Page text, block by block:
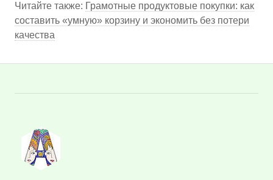
Читайте также: Грамотные продуктовые покупки: как
составить «умную» корзину и экономить без потери
качества